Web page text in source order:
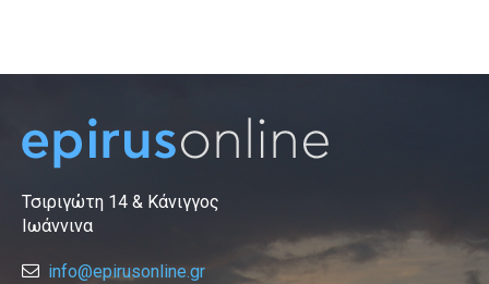
Τσιριγώτη 14 & Κάνιγγος
Ιωάννινα
info@epirusonline.gr